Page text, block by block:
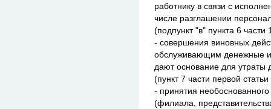
работнику в связи с
числе разглашении
(подпункт "в" пункта 6
- совершения виновных
обслуживающим денежные
дают основание для утраты
(пункт 7 части первой
- принятия
(филиала,